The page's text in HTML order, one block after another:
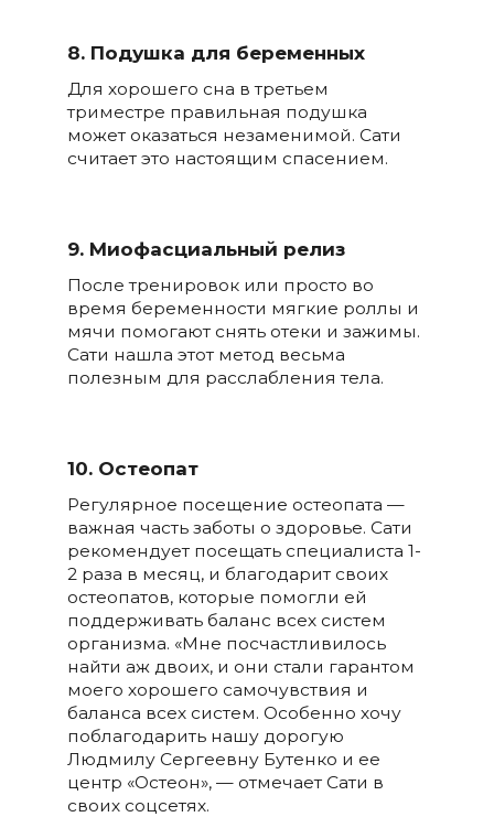
8. Подушка для беременных
Для хорошего сна в третьем
триместре правильная подушка
может оказаться незаменимой. Сати
считает это настоящим спасением.
9. Миофасциальный релиз
После тренировок или просто во
время беременности мягкие роллы и
мячи помогают снять отеки и зажимы.
Сати нашла этот метод весьма
полезным для расслабления тела.
10. Остеопат
Регулярное посещение остеопата —
важная часть заботы о здоровье. Сати
рекомендует посещать специалиста 1-
2 раза в месяц, и благодарит своих
остеопатов, которые помогли ей
поддерживать баланс всех систем
организма. «Мне посчастливилось
найти аж двоих, и они стали гарантом
моего хорошего самочувствия и
баланса всех систем. Особенно хочу
поблагодарить нашу дорогую
Людмилу Сергеевну Бутенко и ее
центр «Остеон», — отмечает Сати в
своих соцсетях.